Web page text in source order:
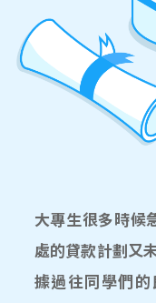
大專生很多時候
處的貸款計劃又
據過往同學們